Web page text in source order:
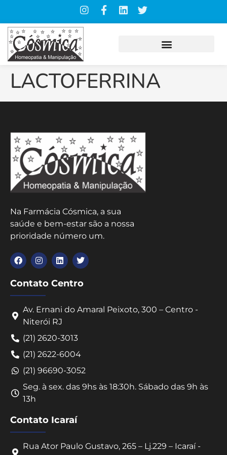
LACTOFERRINA
Na Farmácia Cósmica, a sua
saúde e bem-estar são a nossa
prioridade número um.
Contato Centro
Av. Ernani do Amaral Peixoto, 300 – Centro -
Niterói RJ
(21) 2620-3013
(21) 2622-6004
(21) 96690-3052
Seg. à sex. das 9hs às 18:30h. Sábado das 9h às
13h
Contato Icaraí
Rua Ator Paulo Gustavo, 265 – Lj.229 – Icaraí -